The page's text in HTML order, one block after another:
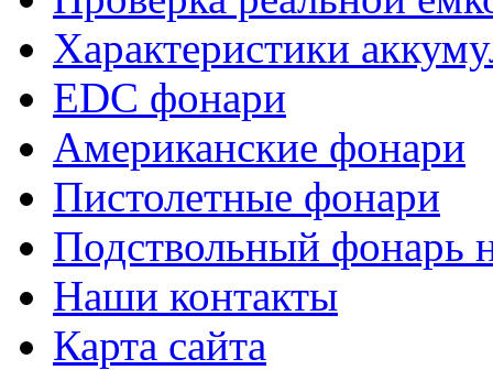
Характеристики
EDC фонари
Американские фонари
Пистолетные фонари
Подствольный фонарь
Наши контакты
Карта сайта